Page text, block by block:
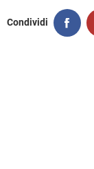
Condividi